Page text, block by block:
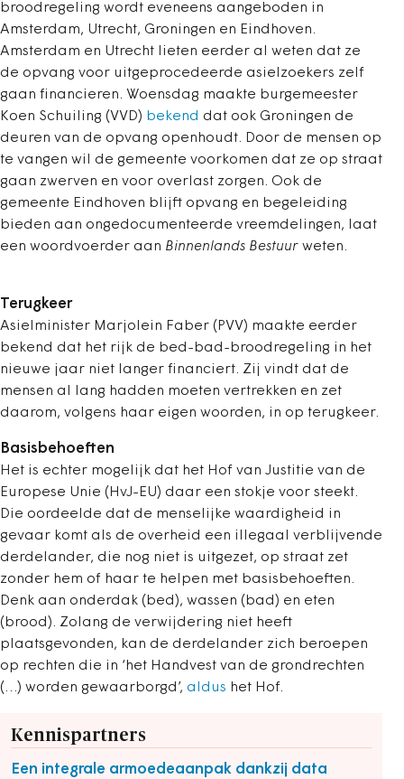
broodregeling wordt eveneens aangeboden in
Amsterdam, Utrecht, Groningen en Eindhoven.
Amsterdam en Utrecht lieten eerder al weten dat ze
de opvang voor uitgeprocedeerde asielzoekers zelf
gaan financieren. Woensdag maakte burgemeester
Koen Schuiling (VVD) bekend dat ook Groningen de
deuren van de opvang openhoudt. Door de mensen op
te vangen wil de gemeente voorkomen dat ze op straat
gaan zwerven en voor overlast zorgen. Ook de
gemeente Eindhoven blijft opvang en begeleiding
bieden aan ongedocumenteerde vreemdelingen, laat
een woordvoerder aan Binnenlands Bestuur weten.
Terugkeer
Asielminister Marjolein Faber (PVV) maakte eerder
bekend dat het rijk de bed-bad-broodregeling in het
nieuwe jaar niet langer financiert. Zij vindt dat de
mensen al lang hadden moeten vertrekken en zet
daarom, volgens haar eigen woorden, in op terugkeer.
Basisbehoeften
Het is echter mogelijk dat het Hof van Justitie van de
Europese Unie (HvJ-EU) daar een stokje voor steekt.
Die oordeelde dat de menselijke waardigheid in
gevaar komt als de overheid een illegaal verblijvende
derdelander, die nog niet is uitgezet, op straat zet
zonder hem of haar te helpen met basisbehoeften.
Denk aan onderdak (bed), wassen (bad) en eten
(brood). Zolang de verwijdering niet heeft
plaatsgevonden, kan de derdelander zich beroepen
op rechten die in ‘het Handvest van de grondrechten
(…) worden gewaarborgd’, aldus het Hof.
Kennispartners
Een integrale armoedeaanpak dankzij data